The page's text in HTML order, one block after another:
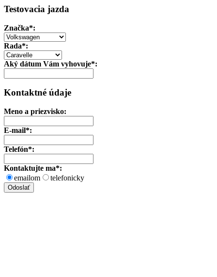
Testovacia jazda
Značka*:
Rada*:
Aký dátum Vám vyhovuje*:
Kontaktné údaje
Meno a priezvisko:
E-mail*:
Telefón*:
Kontaktujte ma*:
emailom
telefonicky